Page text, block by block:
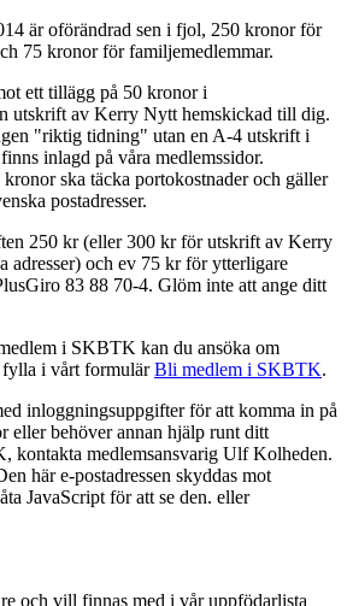
är oförändrad sen i fjol, 250 kronor för
75 kronor för familjemedlemmar.
ett tillägg på 50 kronor i
utskrift av Kerry Nytt hemskickad till dig.
"riktig tidning" utan en A-4 utskrift i
inlagd på våra medlemssidor.
ska täcka portokostnader och gäller
postadresser.
250 kr (eller 300 kr för utskrift av Kerry
adresser) och ev 75 kr för ytterligare
83 88 70-4. Glöm inte att ange ditt
i SKBTK kan du ansöka om
fylla i vårt formulärBli medlem i SKBTK.
inloggningsuppgifter för att komma in på
eller behöver annan hjälp runt ditt
kontakta medlemsansvarig Ulf Kolheden.
här e-postadressen skyddas mot
JavaScript för att se den. eller
och vill finnas med i vår uppfödarlista